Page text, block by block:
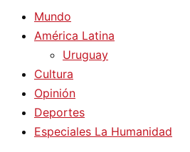
Mundo
América Latina
Uruguay
Cultura
Opinión
Deportes
Especiales La Humanidad